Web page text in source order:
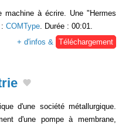
machine à écrire. Une "Hermes
: COMType . Durée : 00:01.
+ d'infos &
Téléchargement
d'une société métallurgique.
d'une pompe à membrane,